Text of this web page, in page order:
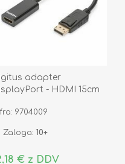
adapter
- HDMI 15cm
9704009
Zaloga: 10+
€ z DDV